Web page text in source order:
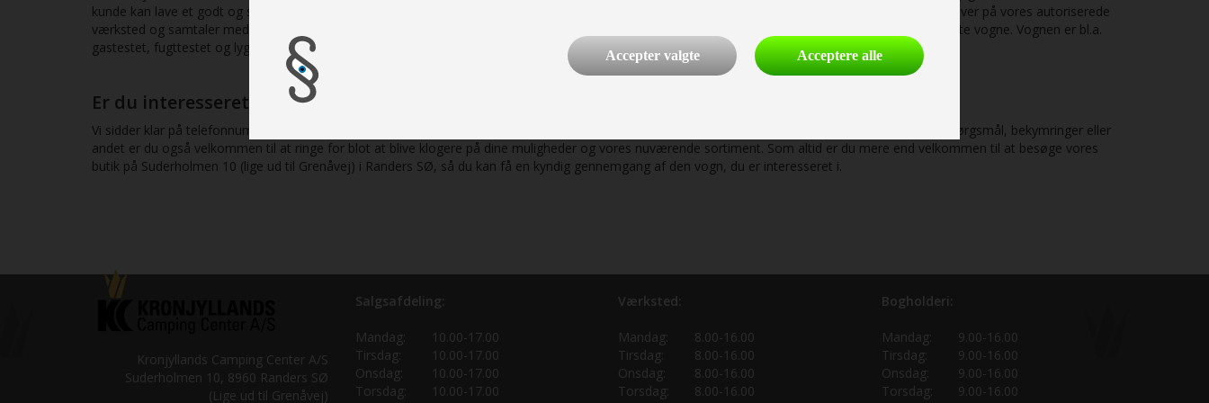
kunde kan lave et godt og sikkert køb og kan tage informeret valg, når du handler hos os. Vi er en del af Dansk Camping Union, der årligt laver stikprøver på vores autoriserede
værksted og samtaler med tidligere kunder, så vi kan blive ved med at levere kvalitetssikre syn, gennemsigtighed og et fuldt års garanti på vores brugte vogne. Vognen er bl.a.
gastestet, fugttestet og lygte- og bremsetestet, hvilket du modtager dokumentation for ved køb.
Er du interesseret i en beset, brugt campingvogn? Kontakt os allerede i dag!
Vi sidder klar på telefonnummeret 87 10 98 70 til at give dig et uforpligtende, godt tilbud på vores brugte campingvogne allerede i dag. Hvis du har spørgsmål, bekymringer eller
andet er du også velkommen til at ringe for blot at blive klogere på dine muligheder og vores nuværende sortiment. Som altid er du mere end velkommen til at besøge vores
butik på Suderholmen 10 (lige ud til Grenåvej) i Randers SØ, så du kan få en kyndig gennemgang af den vogn, du er interesseret i.
Kronjyllands Camping Center A/S
Suderholmen 10, 8960 Randers SØ
(Lige ud til Grenåvej)
Salgsafdeling:
Mandag:
10.00-17.00
Tirsdag:
10.00-17.00
Onsdag:
10.00-17.00
Torsdag:
10.00-17.00
Værksted:
Mandag:
8.00-16.00
Tirsdag:
8.00-16.00
Onsdag:
8.00-16.00
Torsdag:
8.00-16.00
Bogholderi:
Mandag:
9.00-16.00
Tirsdag:
9.00-16.00
Onsdag:
9.00-16.00
Torsdag:
9.00-16.00
Accepter valgte Acceptere alle